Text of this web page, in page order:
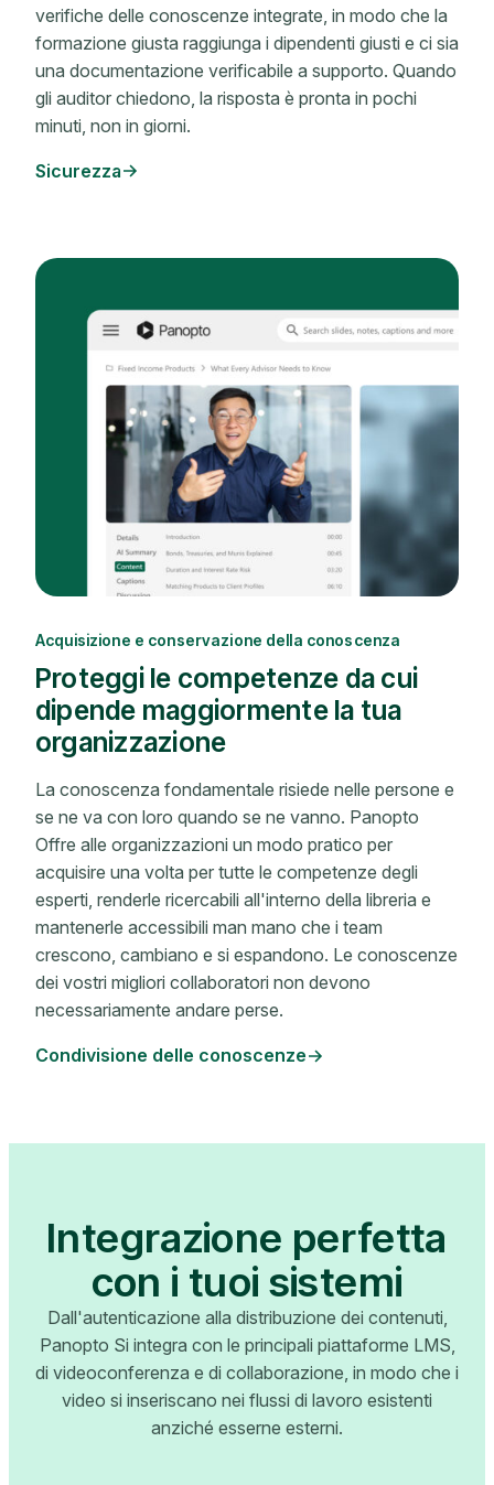
verifiche delle conoscenze integrate, in modo che la
formazione giusta raggiunga i dipendenti giusti e ci sia
una documentazione verificabile a supporto. Quando
gli auditor chiedono, la risposta è pronta in pochi
minuti, non in giorni.
Sicurezza
Acquisizione e conservazione della conoscenza
Proteggi le competenze da cui
dipende maggiormente la tua
organizzazione
La conoscenza fondamentale risiede nelle persone e
se ne va con loro quando se ne vanno. Panopto
Offre alle organizzazioni un modo pratico per
acquisire una volta per tutte le competenze degli
esperti, renderle ricercabili all'interno della libreria e
mantenerle accessibili man mano che i team
crescono, cambiano e si espandono. Le conoscenze
dei vostri migliori collaboratori non devono
necessariamente andare perse.
Condivisione delle conoscenze
Integrazione perfetta
con i tuoi sistemi
Dall'autenticazione alla distribuzione dei contenuti,
Panopto Si integra con le principali piattaforme LMS,
di videoconferenza e di collaborazione, in modo che i
video si inseriscano nei flussi di lavoro esistenti
anziché esserne esterni.